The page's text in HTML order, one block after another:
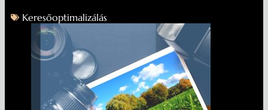
Keresőoptimalizálás